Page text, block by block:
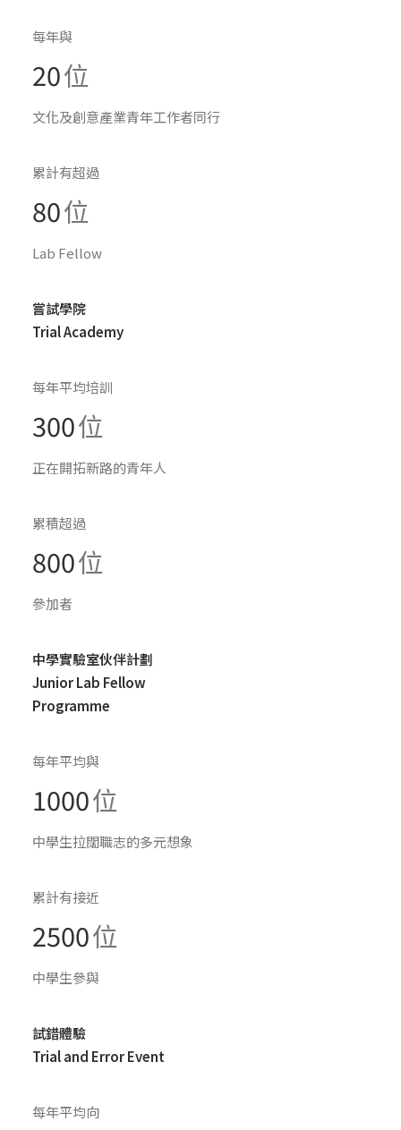
每年與
20位
文化及創意產業青年工作者同行
累計有超過
80位
Lab Fellow
嘗試學院
Trial Academy
每年平均培訓
300位
正在開拓新路的青年人
累積超過
800位
參加者
中學實驗室伙伴計劃
Junior Lab Fellow
Programme
每年平均與
1000位
中學生拉闊職志的多元想象
累計有接近
2500位
中學生參與
試錯體驗
Trial and Error Event
每年平均向